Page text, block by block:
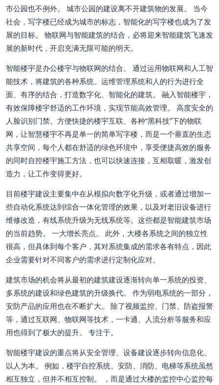
市公园也不例外。 城市公园的建设离不开建筑物的发展。 当今
社会，写字楼已经成为城市的标志，智能化的写字楼也成为了发
展的目标。 物联网与智能建筑的结合，必将迎来智能建筑飞速发
展的新时代，开启充满无限可能的明天。
智能楼宇是办公楼宇与物联网的结合。 通过运用物联网和人工智
能技术，将建筑的各种系统、运维管理系统和人的行为进行全
面、有序的结合，打造数字化、智能化的建筑。 融入智能楼宇，
有效保障楼宇舒适的工作环境，实现节能高效管理。 高度安全的
人脸识别门禁、方便快捷的楼宇互联、各种“黑科技”下的物联
网，让智慧楼宇不再是单一的简单写字楼，而是一个垂直的生态
共享空间，每个人都在舒适的绿色环境中，享受便捷高效的服务
的同时自控楼宇施工方法，也可以快速连接，互相取暖，激发创
造力，让工作变得更好。
目前楼宇建设主要集中在从模拟向数字化升级，或者通过增加一
些自动化系统达到综合一体化管理的效果，以及对老旧设备进行
维修改造，有线系统升级为无线系统等。这些都是智能建筑市场
的当前趋势。 一大增长亮点。 此外，大楼各系统之间的独立性
很高，但具体到每个客户，其对系统集成的需求各有特点，因此
企业需要针对不同客户的需求进行定制化应对。
建筑市场的机会将从最初的建筑建设逐渐转向单一系统的投资、
多系统的建设和绿色建筑的升级换代。 作为弱电系统的一部分，
安防产品的应用也在不断扩大。 除了视频监控、门禁、防盗报警
等，通过互联网、物联网等技术，一卡通、人流分析等服务和应
用也得到了极大的提升。 专注于。
智能楼宇建设的重点将从安全管理、设备建设逐步转向信息化、
以人为本。 例如，楼宇自控系统、安防、消防、电梯等系统虽然
相互独立，但并不相互控制。 ，而是通过大楼的监控中心监控每